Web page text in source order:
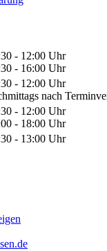
- 12:00 Uhr
- 16:00 Uhr
- 12:00 Uhr
nach
- 12:00 Uhr
- 18:00 Uhr
- 13:00 Uhr